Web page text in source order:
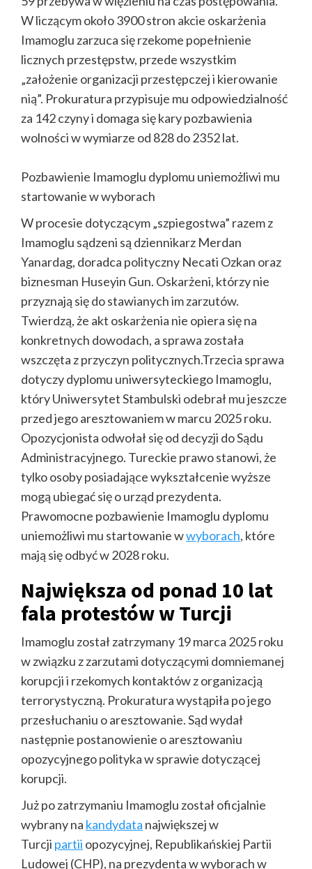
W liczącym około 3900 stron akcie oskarżenia
Imamoglu zarzuca się rzekome popełnienie
licznych przestępstw, przede wszystkim
„założenie organizacji przestępczej i kierowanie
nią”. Prokuratura przypisuje mu odpowiedzialność
za 142 czyny i domaga się kary pozbawienia
wolności w wymiarze od 828 do 2352 lat.
Pozbawienie Imamoglu dyplomu uniemożliwi mu
startowanie w wyborach
W procesie dotyczącym „szpiegostwa” razem z
Imamoglu sądzeni są dziennikarz Merdan
Yanardag, doradca polityczny Necati Ozkan oraz
biznesman Huseyin Gun. Oskarżeni, którzy nie
przyznają się do stawianych im zarzutów.
Twierdzą, że akt oskarżenia nie opiera się na
konkretnych dowodach, a sprawa została
wszczęta z przyczyn politycznych.Trzecia sprawa
dotyczy dyplomu uniwersyteckiego Imamoglu,
który Uniwersytet Stambulski odebrał mu jeszcze
przed jego aresztowaniem w marcu 2025 roku.
Opozycjonista odwołał się od decyzji do Sądu
Administracyjnego. Tureckie prawo stanowi, że
tylko osoby posiadające wykształcenie wyższe
mogą ubiegać się o urząd prezydenta.
Prawomocne pozbawienie Imamoglu dyplomu
uniemożliwi mu startowanie wwyborach, które
mają się odbyć w 2028 roku.
Największa od ponad 10 lat
fala protestów w Turcji
Imamoglu został zatrzymany 19 marca 2025 roku
w związku z zarzutami dotyczącymi domniemanej
korupcji i rzekomych kontaktów z organizacją
terrorystyczną. Prokuratura wystąpiła po jego
przesłuchaniu o aresztowanie. Sąd wydał
następnie postanowienie o aresztowaniu
opozycyjnego polityka w sprawie dotyczącej
korupcji.
Już po zatrzymaniu Imamoglu został oficjalnie
wybrany na kandydata największej w
Turcji partii opozycyjnej, Republikańskiej Partii
Ludowej (CHP), na prezydenta w wyborach w